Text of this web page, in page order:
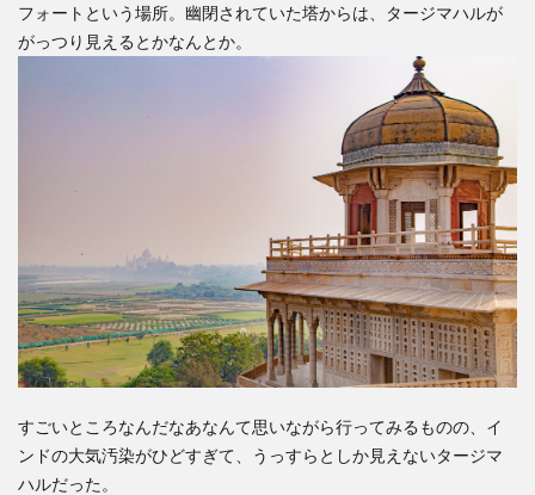
フォートという場所。幽閉されていた塔からは、タージマハルが
がっつり見えるとかなんとか。
すごいところなんだなあなんて思いながら行ってみるものの、イ
ンドの大気汚染がひどすぎて、うっすらとしか見えないタージマ
ハルだった。